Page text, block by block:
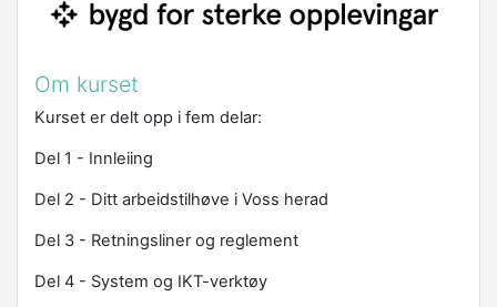
Om kurset
Kurset er delt opp i fem delar:
Del 1 - Innleiing
Del 2 - Ditt arbeidstilhøve i Voss herad
Del 3 - Retningsliner og reglement
Del 4 - System og IKT-verktøy